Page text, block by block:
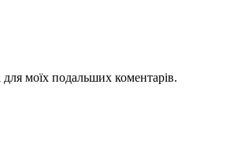
для моїх подальших коментарів.